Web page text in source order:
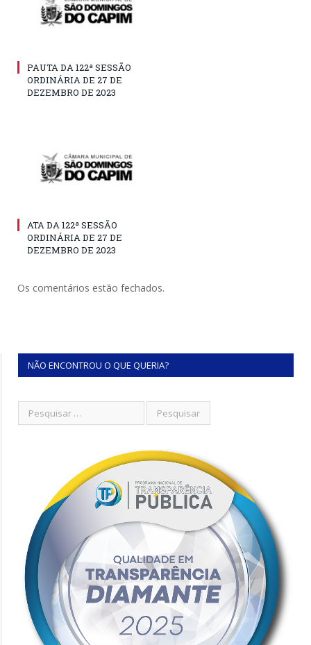
PAUTA DA 122ª SESSÃO
ORDINÁRIA DE 27 DE
DEZEMBRO DE 2023
ATA DA 122ª SESSÃO
ORDINÁRIA DE 27 DE
DEZEMBRO DE 2023
Os comentários estão fechados.
NÃO ENCONTROU O QUE QUERIA?